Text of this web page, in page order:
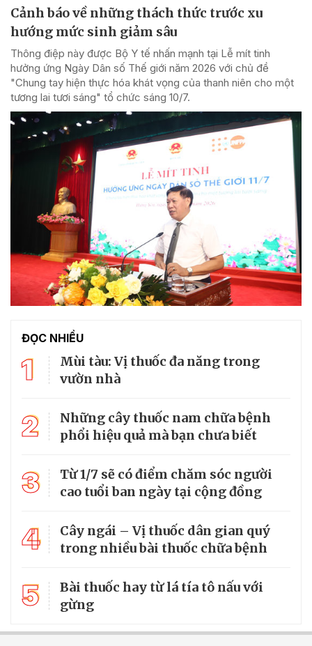
Cảnh báo về những thách thức trước xu
hướng mức sinh giảm sâu
Thông điệp này được Bộ Y tế nhấn mạnh tại Lễ mít tinh
hưởng ứng Ngày Dân số Thế giới năm 2026 với chủ đề
"Chung tay hiện thực hóa khát vọng của thanh niên cho một
tương lai tươi sáng" tổ chức sáng 10/7.
ĐỌC NHIỀU
1
Mùi tàu: Vị thuốc đa năng trong
vườn nhà
2
Những cây thuốc nam chữa bệnh
phổi hiệu quả mà bạn chưa biết
3
Từ 1/7 sẽ có điểm chăm sóc người
cao tuổi ban ngày tại cộng đồng
4
Cây ngái – Vị thuốc dân gian quý
trong nhiều bài thuốc chữa bệnh
5
Bài thuốc hay từ lá tía tô nấu với
gừng